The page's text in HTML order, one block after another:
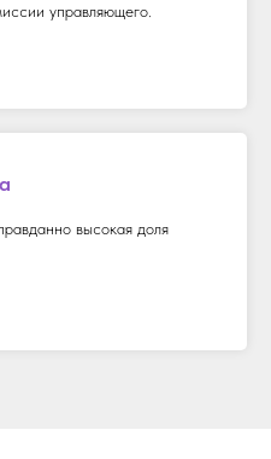
управляющего.
высокая доля